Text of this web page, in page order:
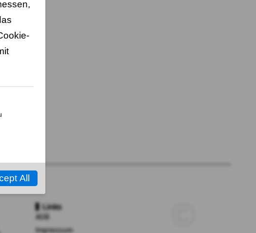
Links
AGB
Impressum